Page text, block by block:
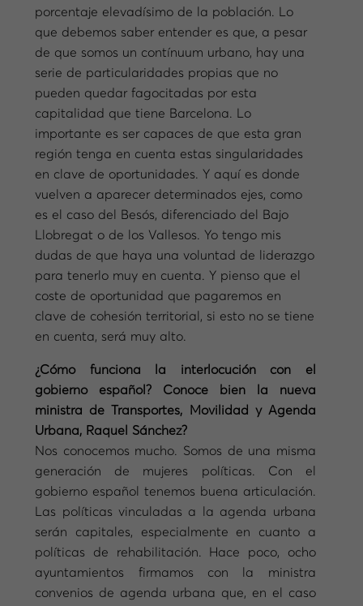
porcentaje elevadísimo de la población. Lo
que debemos saber entender es que, a pesar
de que somos un contínuum urbano, hay una
serie de particularidades propias que no
pueden quedar fagocitadas por esta
capitalidad que tiene Barcelona. Lo
importante es ser capaces de que esta gran
región tenga en cuenta estas singularidades
en clave de oportunidades. Y aquí es donde
vuelven a aparecer determinados ejes, como
es el caso del Besós, diferenciado del Bajo
Llobregat o de los Vallesos. Yo tengo mis
dudas de que haya una voluntad de liderazgo
para tenerlo muy en cuenta. Y pienso que el
coste de oportunidad que pagaremos en
clave de cohesión territorial, si esto no se tiene
en cuenta, será muy alto.
¿Cómo funciona la interlocución con el
gobierno español? Conoce bien la nueva
ministra de Transportes, Movilidad y Agenda
Urbana, Raquel Sánchez?
Nos conocemos mucho. Somos de una misma
generación de mujeres políticas. Con el
gobierno español tenemos buena articulación.
Las políticas vinculadas a la agenda urbana
serán capitales, especialmente en cuanto a
políticas de rehabilitación. Hace poco, ocho
ayuntamientos firmamos con la ministra
convenios de agenda urbana que, en el caso